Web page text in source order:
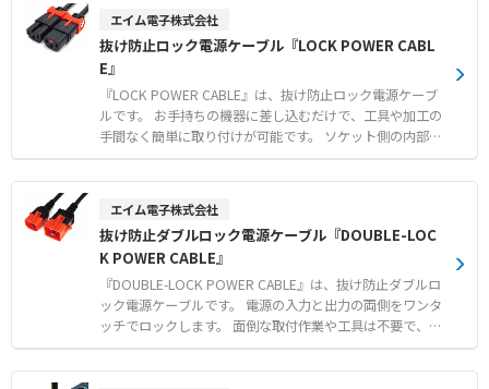
高粘度食品液体の移送 ●可逆運転による吐出ライン内の液
回収および清掃工程
能です。 対応センサのデータはシーケンサ等で一括確認で
き、SLMP通信で簡単に取り込めます。 既設の有線LANがあ
る環境では、本製品を有線LANに接続するだけで手軽にネ
ットワークを構築できます。 【特徴】 ●複数メーカーのBl
uetooth®通信内蔵センサからのデータ一括収集 ●特定小
電力無線（920MHz帯）による約100mの比較的長距離通
信 ●シーケンサ等へのSLMP通信や有線LAN接続による簡
オフィスや食品工場における温湿度やCO2濃度の配線なし
での遠隔管理 ●太陽電池搭載センサとの連携による電池交
換の手間や導入コストの抑制
エイム電子株式会社
抜け防止ロック電源ケーブル『LOCK POWER CABL
E』
『LOCK POWER CABLE』は、抜け防止ロック電源ケーブ
ルです。 お手持ちの機器に差し込むだけで、工具や加工の
手間なく簡単に取り付けが可能です。 ソケット側の内部構
造のみでロックするため、接続する機器側を選ばない万能
な設計となっています。 メーカー従来品と比べてソケット
軽減します。 電源系統の冗長化管理に便利なカラーモデル
（赤／青）をラインアップし、誤脱事故を未然に防ぎま
す。 【特徴】 ●工具や加工作業が一切不要で差し込むだ
けの簡単ワンタッチ取り付け ●接続機器を選ばずにソケッ
ト側の内部構造のみで確実に固定する独自ロック仕様 ●隣
接コネクタとの干渉を軽減するスリム設計および系統識別
に最適なカラーモデル 【用途・事例】 ●医療現場や放送
エイム電子株式会社
抜け防止ダブルロック電源ケーブル『DOUBLE-LOC
K POWER CABLE』
『DOUBLE-LOCK POWER CABLE』は、抜け防止ダブルロ
ック電源ケーブルです。 電源の入力と出力の両側をワンタ
ッチでロックします。 面倒な取付作業や工具は不要で、機
器に差し込むだけで確実に固定できます。 プラグ側はサイ
ドとセンターのラッチがPDU内部の溝にロックする仕組み